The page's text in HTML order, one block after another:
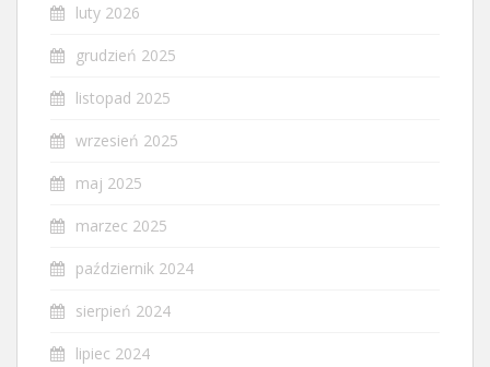
luty 2026
grudzień 2025
listopad 2025
wrzesień 2025
maj 2025
marzec 2025
październik 2024
sierpień 2024
lipiec 2024